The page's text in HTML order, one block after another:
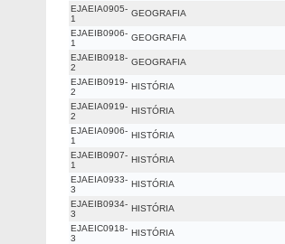
EJAEIA0905-
1
GEOGRAFIA
EJAEIB0906-
1
GEOGRAFIA
EJAEIB0918-
2
GEOGRAFIA
EJAEIB0919-
2
HISTÓRIA
EJAEIA0919-
2
HISTÓRIA
EJAEIA0906-
1
HISTÓRIA
EJAEIB0907-
1
HISTÓRIA
EJAEIA0933-
3
HISTÓRIA
EJAEIB0934-
3
HISTÓRIA
EJAEIC0918-
3
HISTÓRIA